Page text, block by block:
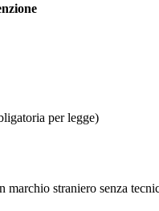
per legge)
marchio straniero senza